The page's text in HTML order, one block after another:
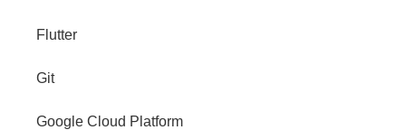
Flutter
Git
Google Cloud Platform